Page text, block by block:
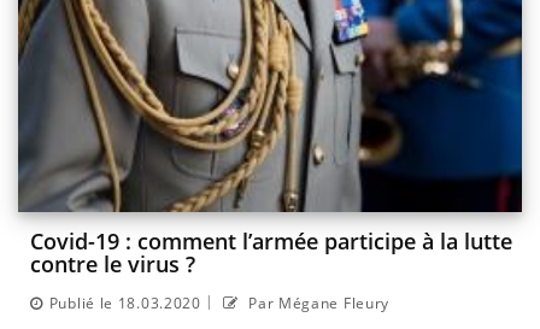
Covid-19 : comment l’armée participe à la lutte
contre le virus ?
Publié le 18.03.2020 | Par Mégane Fleury